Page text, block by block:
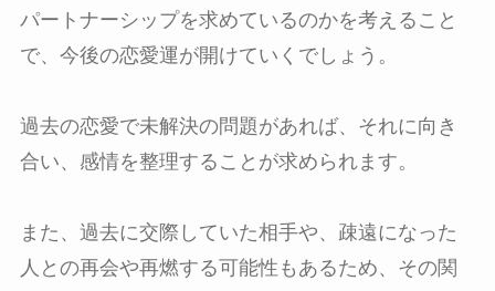
パートナーシップを求めているのかを考えること
で、今後の恋愛運が開けていくでしょう。
過去の恋愛で未解決の問題があれば、それに向き
合い、感情を整理することが求められます。
また、過去に交際していた相手や、疎遠になった
人との再会や再燃する可能性もあるため、その関